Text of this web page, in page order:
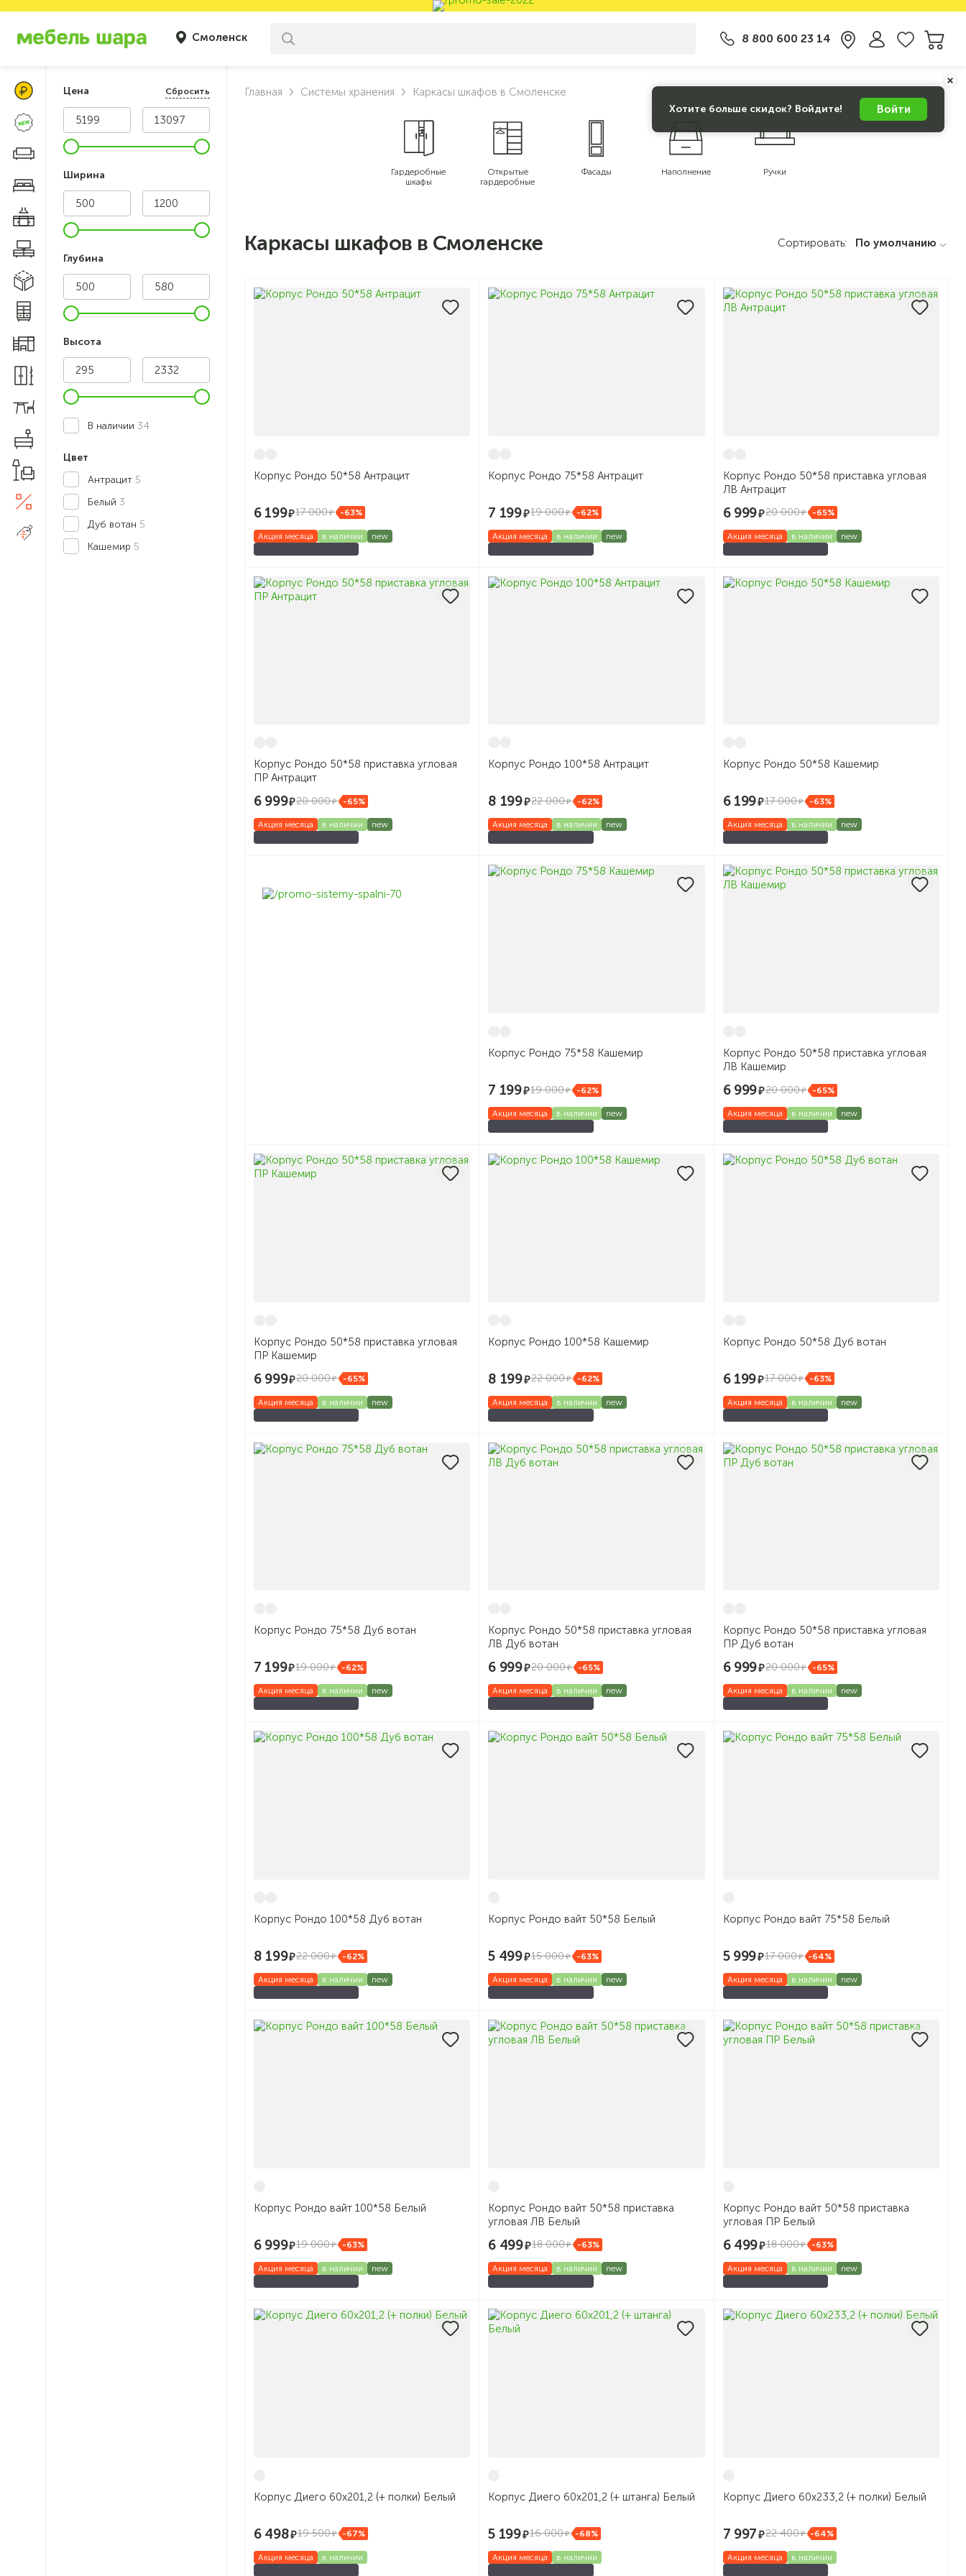
Хотите больше скидок? Войдите! Войти
Смоленск 8 800 600 23 14
Цены Клуба Своих
Новинки
Диваны и кресла
Мебель для кухни
Модульные системы
Системы хранения
Мебель для детской
Шкафы и прихожие
Столы и стулья
Товары для дома
5
Распродажа
Цена Сбросить
Ширина
Глубина
Высота
В наличии 34
Цвет
Антрацит 5
Белый 3
Дуб вотан 5
Кашемир 5
Главная Системы хранения Каркасы шкафов в Смоленске
Гардеробные
шкафы
Открытые
гардеробные
Фасады Наполнение Ручки
Каркасы шкафов в Смоленске Сортировать: По умолчанию
Корпус Рондо 50*58 Антрацит
6 199 17 000 -63%
Акция месяца в наличии new
Корпус Рондо 75*58 Антрацит
7 199 19 000 -62%
Акция месяца в наличии new
Корпус Рондо 50*58 приставка угловая
ЛВ Антрацит
6 999 20 000 -65%
Акция месяца в наличии new
Корпус Рондо 50*58 приставка угловая
ПР Антрацит
6 999 20 000 -65%
Акция месяца в наличии new
Корпус Рондо 100*58 Антрацит
8 199 22 000 -62%
Акция месяца в наличии new
Корпус Рондо 50*58 Кашемир
6 199 17 000 -63%
Акция месяца в наличии new
Корпус Рондо 75*58 Кашемир
7 199 19 000 -62%
Акция месяца в наличии new
Корпус Рондо 50*58 приставка угловая
ЛВ Кашемир
6 999 20 000 -65%
Акция месяца в наличии new
Корпус Рондо 50*58 приставка угловая
ПР Кашемир
6 999 20 000 -65%
Акция месяца в наличии new
Корпус Рондо 100*58 Кашемир
8 199 22 000 -62%
Акция месяца в наличии new
Корпус Рондо 50*58 Дуб вотан
6 199 17 000 -63%
Акция месяца в наличии new
Корпус Рондо 75*58 Дуб вотан
7 199 19 000 -62%
Акция месяца в наличии new
Корпус Рондо 50*58 приставка угловая
ЛВ Дуб вотан
6 999 20 000 -65%
Акция месяца в наличии new
Корпус Рондо 50*58 приставка угловая
ПР Дуб вотан
6 999 20 000 -65%
Акция месяца в наличии new
Корпус Рондо 100*58 Дуб вотан
8 199 22 000 -62%
Акция месяца в наличии new
Корпус Рондо вайт 50*58 Белый
5 499 15 000 -63%
Акция месяца в наличии new
Корпус Рондо вайт 75*58 Белый
5 999 17 000 -64%
Акция месяца в наличии new
Корпус Рондо вайт 100*58 Белый
6 999 19 000 -63%
Акция месяца в наличии new
Корпус Рондо вайт 50*58 приставка
угловая ЛВ Белый
6 499 18 000 -63%
Акция месяца в наличии new
Корпус Рондо вайт 50*58 приставка
угловая ПР Белый
6 499 18 000 -63%
Акция месяца в наличии new
Корпус Диего 60х201,2 (+ полки) Белый
6 498 19 500 -67%
Акция месяца в наличии
Корпус Диего 60х201,2 (+ штанга) Белый
5 199 16 000 -68%
Акция месяца в наличии
Корпус Диего 60х233,2 (+ полки) Белый
7 997 22 400 -64%
Акция месяца в наличии